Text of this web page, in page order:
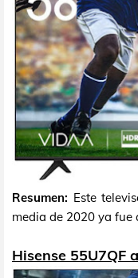
Resumen: Este
media de 2020 ya fue
Hisense 55U7QF